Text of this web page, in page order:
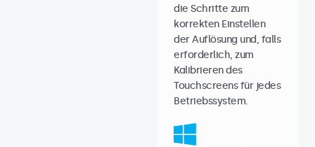
die Schritte zum
korrekten Einstellen
der Auflösung und, falls
erforderlich, zum
Kalibrieren des
Touchscreens für jedes
Betriebssystem.